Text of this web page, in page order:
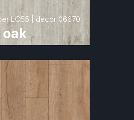
LC55 | decor 06670